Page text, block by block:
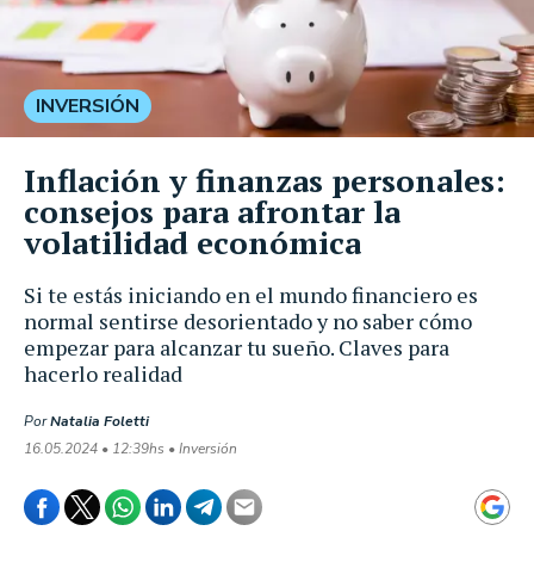
Si te estás iniciando en el mundo financiero es
normal sentirse desorientado y no saber cómo
empezar para alcanzar tu sueño. Claves para
hacerlo realidad
PorNatalia Foletti
16.05.2024 • 12:39hs • Inversión
INVERSIÓN
Inflación y finanzas personales:
consejos para afrontar la
volatilidad económica